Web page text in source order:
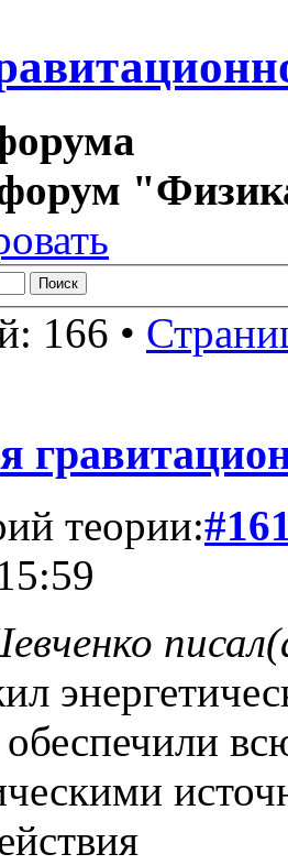
166 •
теории:
обеспечили